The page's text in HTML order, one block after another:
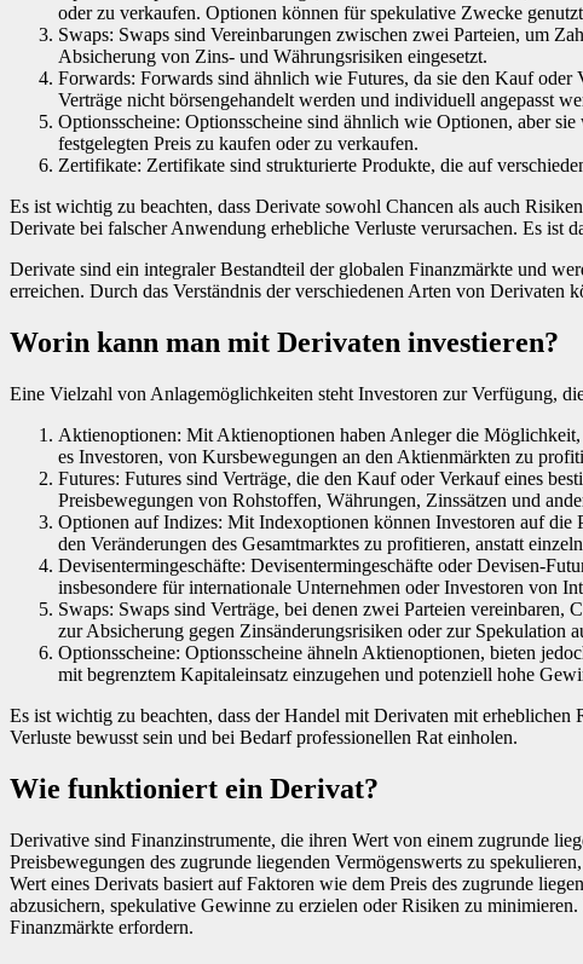
oder zu verkaufen. Optionen können für spekulative Zwecke
Swaps: Swaps sind Vereinbarungen zwischen zwei Parteien, um
Absicherung von Zins- und Währungsrisiken eingesetzt.
Forwards: Forwards sind ähnlich wie Futures, da sie den Kauf
Verträge nicht börsengehandelt werden und individuell angepasst
Optionsscheine: Optionsscheine sind ähnlich wie Optionen, aber
festgelegten Preis zu kaufen oder zu verkaufen.
Zertifikate: Zertifikate sind strukturierte Produkte, die auf
Es ist wichtig zu beachten, dass Derivate sowohl Chancen als auch
Derivate bei falscher Anwendung erhebliche Verluste verursachen. Es ist
Derivate sind ein integraler Bestandteil der globalen Finanzmärkte und
erreichen. Durch das Verständnis der verschiedenen Arten von
Worin kann man mit Derivaten investieren?
Eine Vielzahl von Anlagemöglichkeiten steht Investoren zur Verfügung,
Aktienoptionen: Mit Aktienoptionen haben Anleger die
es Investoren, von Kursbewegungen an den Aktienmärkten zu
Futures: Futures sind Verträge, die den Kauf oder Verkauf eines
Preisbewegungen von Rohstoffen, Währungen, Zinssätzen und
Optionen auf Indizes: Mit Indexoptionen können Investoren auf
den Veränderungen des Gesamtmarktes zu profitieren, anstatt
Devisentermingeschäfte: Devisentermingeschäfte oder Devisen-
insbesondere für internationale Unternehmen oder Investoren von
Swaps: Swaps sind Verträge, bei denen zwei Parteien vereinbaren,
zur Absicherung gegen Zinsänderungsrisiken oder zur Spekulation
Optionsscheine: Optionsscheine ähneln Aktienoptionen, bieten
mit begrenztem Kapitaleinsatz einzugehen und potenziell hohe
Es ist wichtig zu beachten, dass der Handel mit Derivaten mit
Verluste bewusst sein und bei Bedarf professionellen Rat einholen.
Wie funktioniert ein Derivat?
Derivative sind Finanzinstrumente, die ihren Wert von einem zugrunde
Preisbewegungen des zugrunde liegenden Vermögenswerts zu
Wert eines Derivats basiert auf Faktoren wie dem Preis des zugrunde
abzusichern, spekulative Gewinne zu erzielen oder Risiken zu
Finanzmärkte erfordern.